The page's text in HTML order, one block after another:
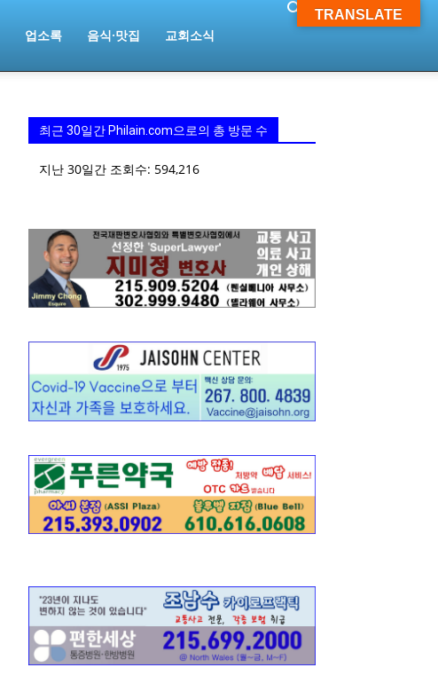
업소록 음식·맛집 교회소식
최근 30일간 Philain.com으로의 총 방문 수
지난 30일간 조회수: 594,216
TRANSLATE